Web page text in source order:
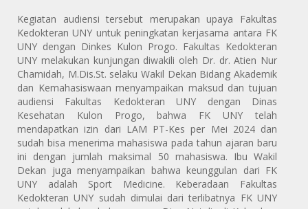
Kegiatan audiensi tersebut merupakan upaya Fakultas
Kedokteran UNY untuk peningkatan kerjasama antara FK
UNY dengan Dinkes Kulon Progo. Fakultas Kedokteran
UNY melakukan kunjungan diwakili oleh Dr. dr. Atien Nur
Chamidah, M.Dis.St. selaku Wakil Dekan Bidang Akademik
dan Kemahasiswaan menyampaikan maksud dan tujuan
audiensi Fakultas Kedokteran UNY dengan Dinas
Kesehatan Kulon Progo, bahwa FK UNY telah
mendapatkan izin dari LAM PT-Kes per Mei 2024 dan
sudah bisa menerima mahasiswa pada tahun ajaran baru
ini dengan jumlah maksimal 50 mahasiswa. Ibu Wakil
Dekan juga menyampaikan bahwa keunggulan dari FK
UNY adalah Sport Medicine. Keberadaan Fakultas
Kedokteran UNY sudah dimulai dari terlibatnya FK UNY